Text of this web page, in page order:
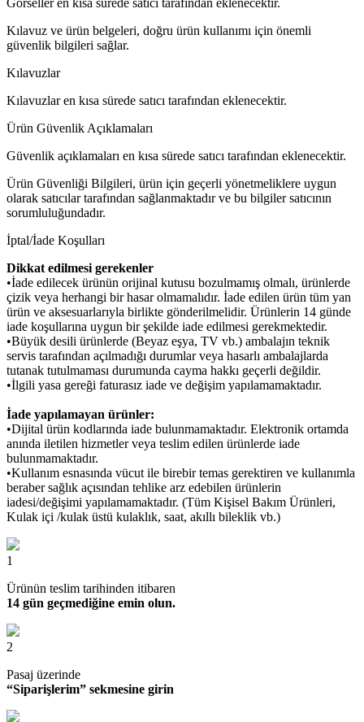
Kılavuz ve ürün belgeleri, doğru ürün kullanımı için önemli
güvenlik bilgileri sağlar.
Kılavuzlar
Kılavuzlar en kısa sürede satıcı tarafından eklenecektir.
Ürün Güvenlik Açıklamaları
Güvenlik açıklamaları en kısa sürede satıcı tarafından eklenecektir.
Ürün Güvenliği Bilgileri, ürün için geçerli yönetmeliklere uygun
olarak satıcılar tarafından sağlanmaktadır ve bu bilgiler satıcının
sorumluluğundadır.
İptal/İade Koşulları
Dikkat edilmesi gerekenler
•İade edilecek ürünün orijinal kutusu bozulmamış olmalı, ürünlerde
çizik veya herhangi bir hasar olmamalıdır. İade edilen ürün tüm yan
ürün ve aksesuarlarıyla birlikte gönderilmelidir. Ürünlerin 14 günde
iade koşullarına uygun bir şekilde iade edilmesi gerekmektedir.
•Büyük desili ürünlerde (Beyaz eşya, TV vb.) ambalajın teknik
servis tarafından açılmadığı durumlar veya hasarlı ambalajlarda
tutanak tutulmaması durumunda cayma hakkı geçerli değildir.
•İlgili yasa gereği faturasız iade ve değişim yapılamamaktadır.
İade yapılamayan ürünler:
•Dijital ürün kodlarında iade bulunmamaktadır. Elektronik ortamda
anında iletilen hizmetler veya teslim edilen ürünlerde iade
bulunmamaktadır.
•Kullanım esnasında vücut ile birebir temas gerektiren ve kullanımla
beraber sağlık açısından tehlike arz edebilen ürünlerin
iadesi/değişimi yapılamamaktadır. (Tüm Kişisel Bakım Ürünleri,
Kulak içi /kulak üstü kulaklık, saat, akıllı bileklik vb.)
1
Ürünün teslim tarihinden itibaren
14 gün geçmediğine emin olun.
2
Pasaj üzerinde
“Siparişlerim” sekmesine girin